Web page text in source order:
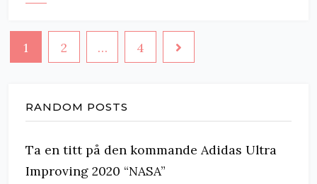
Posts
navigation
1 2 … 4
RANDOM POSTS
Ta en titt på den kommande Adidas Ultra
Improving 2020 “NASA”